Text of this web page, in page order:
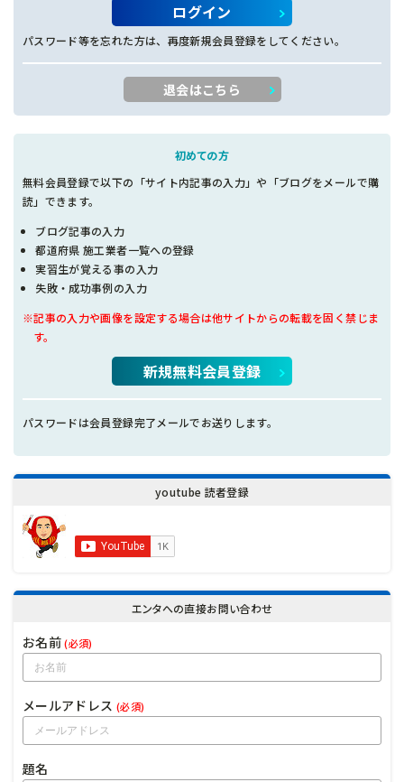
ログイン
パスワード等を忘れた方は、再度新規会員登録をしてください。
退会はこちら
初めての方
無料会員登録で以下の「サイト内記事の入力」や「ブログをメールで購
読」できます。
ブログ記事の入力
都道府県 施工業者一覧への登録
実習生が覚える事の入力
失敗・成功事例の入力
※記事の入力や画像を設定する場合は他サイトからの転載を固く禁じま
す。
新規無料会員登録
パスワードは会員登録完了メールでお送りします。
youtube 読者登録
エンタへの直接お問い合わせ
お名前(必須)
メールアドレス (必須)
題名